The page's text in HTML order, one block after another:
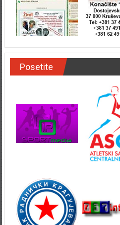
Posetite